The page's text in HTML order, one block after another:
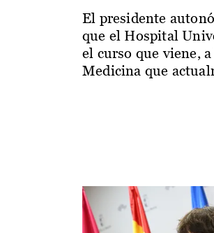
El presidente
que el Hospital
el curso que viene,
Medicina que